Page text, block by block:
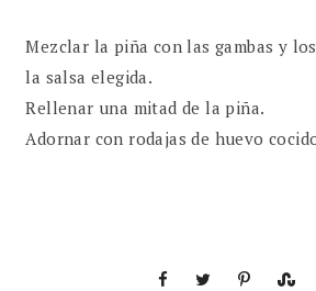
Mezclar la piña con las gambas y
la salsa elegida.
Rellenar una mitad de la piña.
Adornar con rodajas de huevo